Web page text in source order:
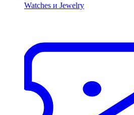
Watches и Jewelry